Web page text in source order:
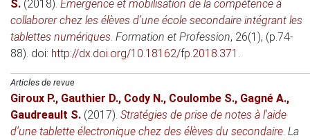
S. (2018). Émergence et mobilisation de la compétence à
collaborer chez les élèves d’une école secondaire intégrant les
tablettes numériques. Formation et Profession, 26(1), (p.74-
88). doi: http://dx.doi.org/10.18162/fp.2018.371 .
Articles de revue
Giroux P., Gauthier D., Cody N., Coulombe S., Gagné A.,
Gaudreault S. (2017). Stratégies de prise de notes à l'aide
d'une tablette électronique chez des élèves du secondaire. La